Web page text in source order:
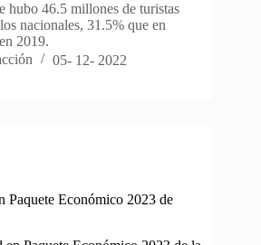
hubo 46.5 millones de turistas
nacionales, 31.5% que en
2019.
05- 12- 2022
Paquete Económico 2023 de